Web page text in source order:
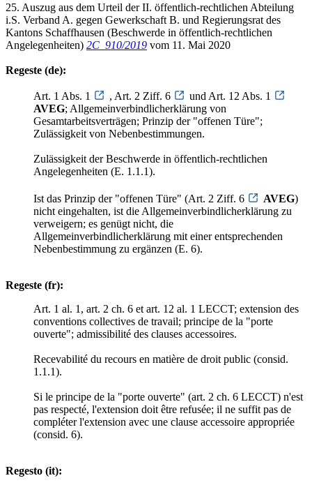
25. Auszug aus dem Urteil der II. öffentlich-rechtlichen Abteilung
i.S. Verband A. gegen Gewerkschaft B. und Regierungsrat des
Kantons Schaffhausen (Beschwerde in öffentlich-rechtlichen
Angelegenheiten) 2C_910/2019 vom 11. Mai 2020
Regeste (de):
Art. 1 Abs. 1 , Art. 2 Ziff. 6
und Art. 12 Abs. 1
AVEG; Allgemeinverbindlicherklärung von
Gesamtarbeitsverträgen; Prinzip der "offenen Türe";
Zulässigkeit von Nebenbestimmungen.
Zulässigkeit der Beschwerde in öffentlich-rechtlichen
Angelegenheiten (E. 1.1.1).
Ist das Prinzip der "offenen Türe" (Art. 2 Ziff. 6 AVEG)
nicht eingehalten, ist die Allgemeinverbindlicherklärung zu
verweigern; es genügt nicht, die
Allgemeinverbindlicherklärung mit einer entsprechenden
Nebenbestimmung zu ergänzen (E. 6).
Regeste (fr):
Art. 1 al. 1, art. 2 ch. 6 et art. 12 al. 1 LECCT; extension des
conventions collectives de travail; principe de la "porte
ouverte"; admissibilité des clauses accessoires.
Recevabilité du recours en matière de droit public (consid.
1.1.1).
Si le principe de la "porte ouverte" (art. 2 ch. 6 LECCT) n'est
pas respecté, l'extension doit être refusée; il ne suffit pas de
compléter l'extension avec une clause accessoire appropriée
(consid. 6).
Regesto (it):